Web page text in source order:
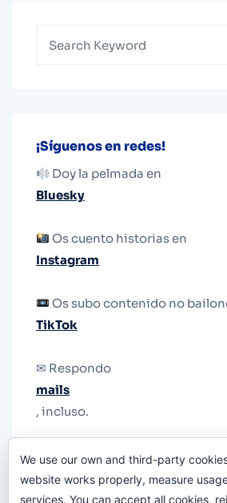
¡Síguenos en redes!
Doy la pelmada en
Bluesky
Os cuento historias en
Instagram
Os subo contenido no
TikTok
✉ Respondo
mails
, incluso.
le quiten el teléfono.
We use our own and third-party
website works properly, measure
services. You can accept all cookies,